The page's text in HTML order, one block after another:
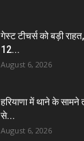
गेस्ट टीचर्स को बड़ी
12...
August 6, 2026
हरियाणा में थाने के सामने
से...
August 6, 2026